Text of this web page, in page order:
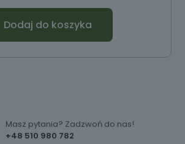
Dodaj do koszyka
+48 510 980 782
Masz pytania? Zadzwoń do nas!